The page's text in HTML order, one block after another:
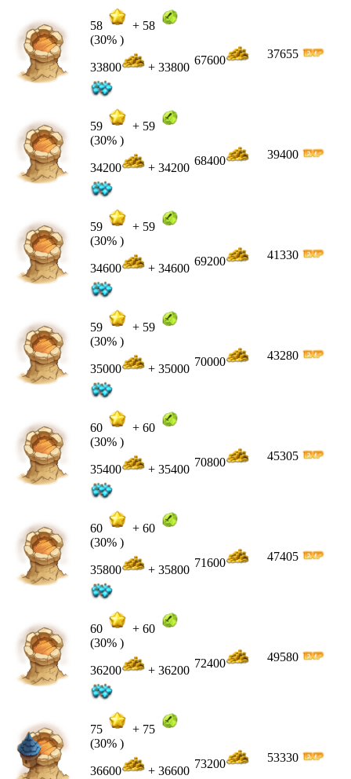
58 + 58
(30% )
33800 + 33800
67600 37655
59 + 59
(30% )
34200 + 34200
68400 39400
59 + 59
(30% )
34600 + 34600
69200 41330
59 + 59
(30% )
35000 + 35000
70000 43280
60 + 60
(30% )
35400 + 35400
70800 45305
60 + 60
(30% )
35800 + 35800
71600 47405
60 + 60
(30% )
36200 + 36200
72400 49580
75 + 75
(30% )
36600 + 36600
73200 53330